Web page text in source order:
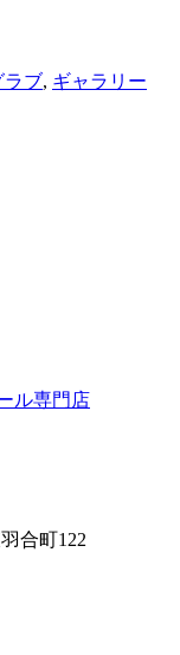
ラブ, ギャラリー
合町122